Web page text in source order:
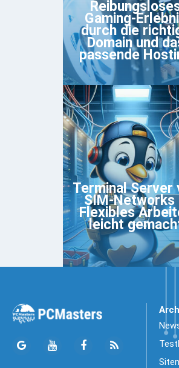
Gaming-
durch die
Domain und
passende
Terminal Server
SIM-Networks
Flexibles
leicht